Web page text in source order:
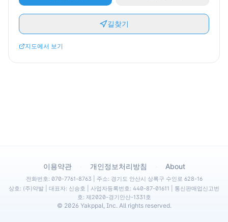
길찾기
지도에서 보기
이용약관 개인정보처리방침 About
전화번호: 070-7761-8763 | 주소: 경기도 안산시 상록구 수인로 628-16
상호: (주)약발 | 대표자: 신승호 | 사업자등록번호: 440-87-01611 | 통신판매업신고번
호: 제2020-경기안산-1331호
© 2026 Yakppal, Inc. All rights reserved.